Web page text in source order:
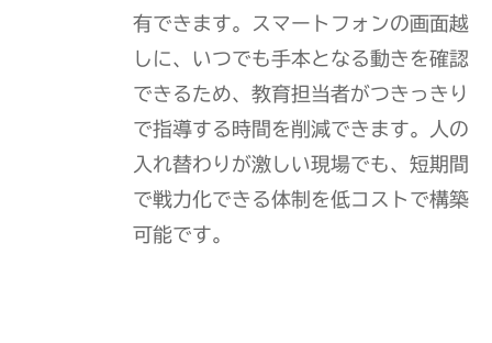
有できます。スマートフォンの画面越
しに、いつでも手本となる動きを確認
できるため、教育担当者がつきっきり
で指導する時間を削減できます。人の
入れ替わりが激しい現場でも、短期間
で戦力化できる体制を低コストで構築
可能です。